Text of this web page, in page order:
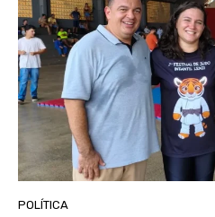
POLÍTICA